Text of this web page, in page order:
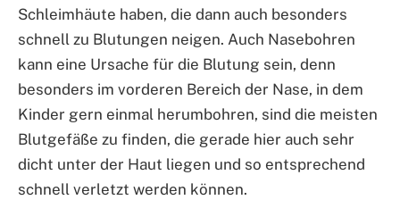
Schleimhäute haben, die dann auch besonders
schnell zu Blutungen neigen. Auch Nasebohren
kann eine Ursache für die Blutung sein, denn
besonders im vorderen Bereich der Nase, in dem
Kinder gern einmal herumbohren, sind die meisten
Blutgefäße zu finden, die gerade hier auch sehr
dicht unter der Haut liegen und so entsprechend
schnell verletzt werden können.